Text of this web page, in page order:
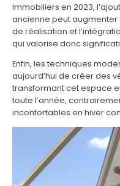
Immobiliers en 2023,
ancienne peut augmenter
de réalisation et
qui valorise donc
Enfin, les techniques
aujourd’hui de créer des
transformant cet espace
toute l’année,
inconfortables en hiver